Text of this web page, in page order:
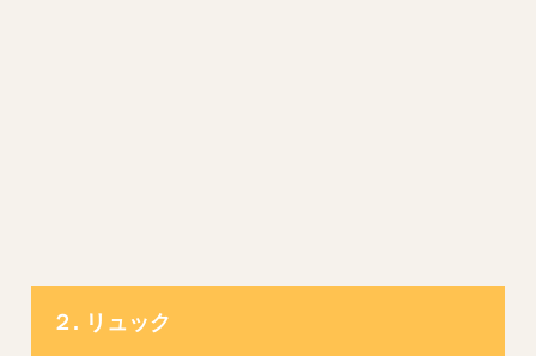
２. リュック